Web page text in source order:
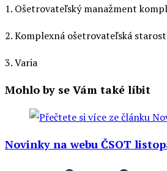
1. Ošetrovateľský manažment
2. Komplexná ošetrovateľská
3. Varia
Mohlo by se Vám také líbit
Novinky na webu ČSOT